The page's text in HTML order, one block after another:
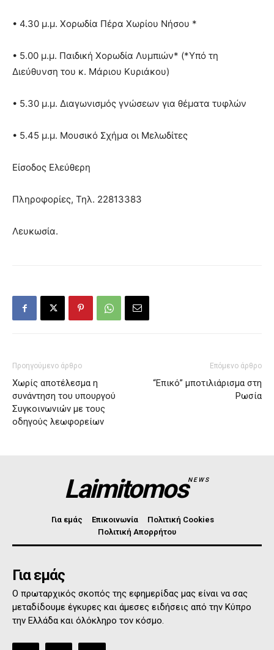
• 4.30 μ.μ. Χορωδία Πέρα Χωρίου Νήσου *
• 5.00 μ.μ. Παιδική Χορωδία Λυμπιών* (*Υπό τη
Διεύθυνση του κ. Μάριου Κυριάκου)
• 5.30 μ.μ. Διαγωνισμός γνώσεων για θέματα τυφλών
• 5.45 μ.μ. Μουσικό Σχήμα οι Μελωδίτες
Είσοδος Ελεύθερη
Πληροφορίες, Τηλ. 22813383
Λευκωσία.
Προηγούμενο άρθρο
Χωρίς αποτέλεσμα η
συνάντηση του υπουργού
Συγκοινωνιών με τους
οδηγούς λεωφορείων
Επόμενο άρθρο
“Επικό” μποτιλιάρισμα στη
Ρωσία
LaimitomosNEWS
Για εμάς Επικοινωνία
Πολιτική Cookies
Πολιτική Απορρήτου
Για εμάς
Ο πρωταρχικός σκοπός της εφημερίδας μας είναι να σας
μεταδίδουμε έγκυρες και άμεσες ειδήσεις από την Κύπρο
την Ελλάδα και όλόκληρο τον κόσμο.